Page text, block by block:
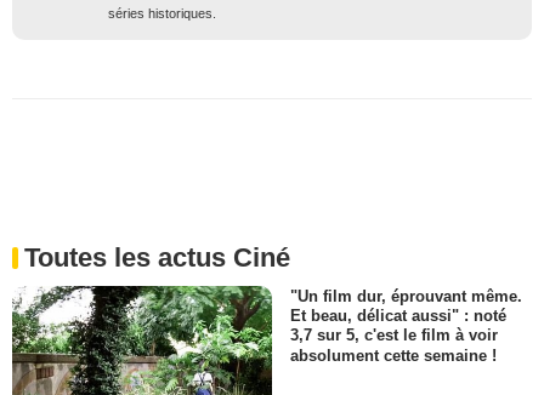
séries historiques.
Toutes les actus Ciné
"Un film dur, éprouvant même.
Et beau, délicat aussi" : noté
3,7 sur 5, c'est le film à voir
absolument cette semaine !